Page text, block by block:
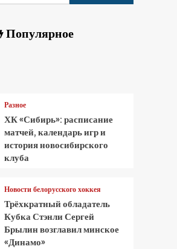
Популярное
Разное
ХК «Сибирь»: расписание
матчей, календарь игр и
история новосибирского
клуба
Новости белорусского хоккея
Трёхкратный обладатель
Кубка Стэнли Сергей
Брылин возглавил минское
«Динамо»